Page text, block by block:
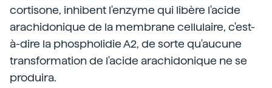
cortisone, inhibent l'enzyme qui libère l'acide
arachidonique de la membrane cellulaire, c'est-
à-dire la phospholidie A2, de sorte qu'aucune
transformation de l'acide arachidonique ne se
produira.